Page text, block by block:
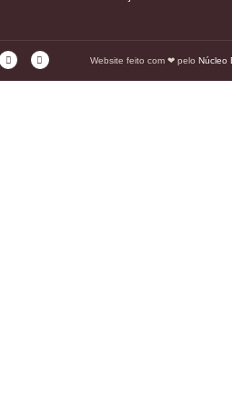
Website feito com ❤ peloNúcleo